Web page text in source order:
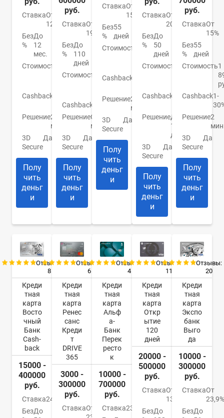
СтавкаОт
12%
Без
%
До
12
мес.
Стоимость
руб./
Cashback
30%
Решение2
мин.
3D
Secure
Да
Полу
чить
деньг
и
руб.
СтавкаОт
19%
Без
%
До
110
дней
Стоимость
От
Cashback
РешениеОт 2
мин.
3D
Secure
Да
Полу
чить
деньг
и
СтавкаОт
15%
Без
%
55
дней
Стоимость
990
руб./
год
Cashback
Решение2
мин.
3D
Secure
Да
Полу
чить
деньг
и
СтавкаОт
20.9%
Без
%
До
50
дней
Стоимость
До
Cashback
До
РешениеДо
1
дня
3D
Secure
Да
Полу
чить
деньг
и
руб.
СтавкаОт
15%
Без
%
55
дней
Стоимость1
Cashback1-
Решение2
3D
Secure
Да
Полу
чить
деньг
и
Отзывы:
8
Креди
тная
карта
Восто
чный
Банк
Cash-
back
15000 -
400000
руб.
Ставка24%
БезДо
Отзывы:
6
Креди
тная
карта
Ренес
санс
Креди
т
DRIVE
365
3000 -
300000
руб.
СтавкаОт
Отзывы:
4
Креди
тная
карта
Альф
а-
Банк
Перек
ресто
к
10000 -
700000
руб.
Ставка23.99%
Отзывы:
11
Креди
тная
карта
Откр
ытие
120
дней
20000 -
500000
руб.
СтавкаОт
13,9%
БезДо
Отзывы:
20
Креди
тная
карта
Экспо
банк
Выго
да
10000 -
300000
руб.
СтавкаОт
23,9%
БезДо